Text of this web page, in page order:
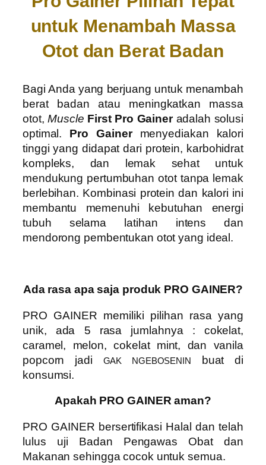
untuk Menambah Massa
Otot dan Berat Badan
Bagi Anda yang berjuang untuk menambah
berat badan atau meningkatkan massa
otot,Muscle First Pro Gaineradalah solusi
optimal. Pro Gainermenyediakan kalori
tinggi yang didapat dari protein, karbohidrat
kompleks, dan lemak sehat untuk
mendukung pertumbuhan otot tanpa lemak
berlebihan. Kombinasi protein dan kalori ini
membantu memenuhi kebutuhan energi
tubuh selama latihan intens dan
mendorong pembentukan otot yang ideal.
Ada rasa apa saja produk PRO GAINER?
PRO GAINER memiliki pilihan rasa yang
unik, ada 5 rasa jumlahnya : cokelat,
caramel, melon, cokelat mint, dan vanila
popcorn jadi GAK NGEBOSENIN
buat di
konsumsi.
Apakah PRO GAINER aman?
PRO GAINER bersertifikasi Halal dan telah
lulus uji Badan Pengawas Obat dan
Makanan sehingga cocok untuk semua.